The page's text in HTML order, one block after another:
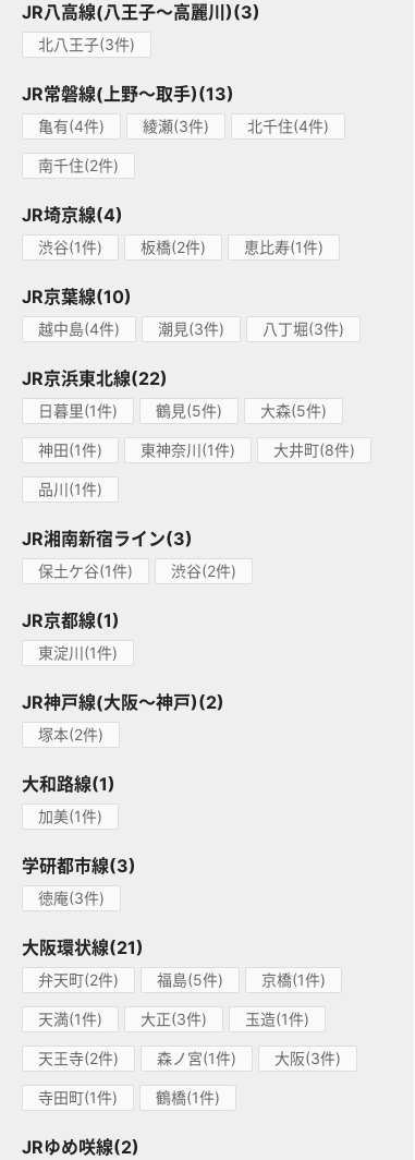
JR八高線(八王子～高麗川)(3)
北八王子(3件)
JR常磐線(上野～取手)(13)
亀有(4件) 綾瀬(3件) 北千住(4件)
南千住(2件)
JR埼京線(4)
渋谷(1件) 板橋(2件) 恵比寿(1件)
JR京葉線(10)
越中島(4件) 潮見(3件) 八丁堀(3件)
JR京浜東北線(22)
日暮里(1件) 鶴見(5件) 大森(5件)
神田(1件) 東神奈川(1件) 大井町(8件)
品川(1件)
JR湘南新宿ライン(3)
保土ケ谷(1件) 渋谷(2件)
JR京都線(1)
東淀川(1件)
JR神戸線(大阪～神戸)(2)
塚本(2件)
大和路線(1)
加美(1件)
学研都市線(3)
徳庵(3件)
大阪環状線(21)
弁天町(2件) 福島(5件) 京橋(1件)
天満(1件) 大正(3件) 玉造(1件)
天王寺(2件) 森ノ宮(1件) 大阪(3件)
寺田町(1件) 鶴橋(1件)
JRゆめ咲線(2)